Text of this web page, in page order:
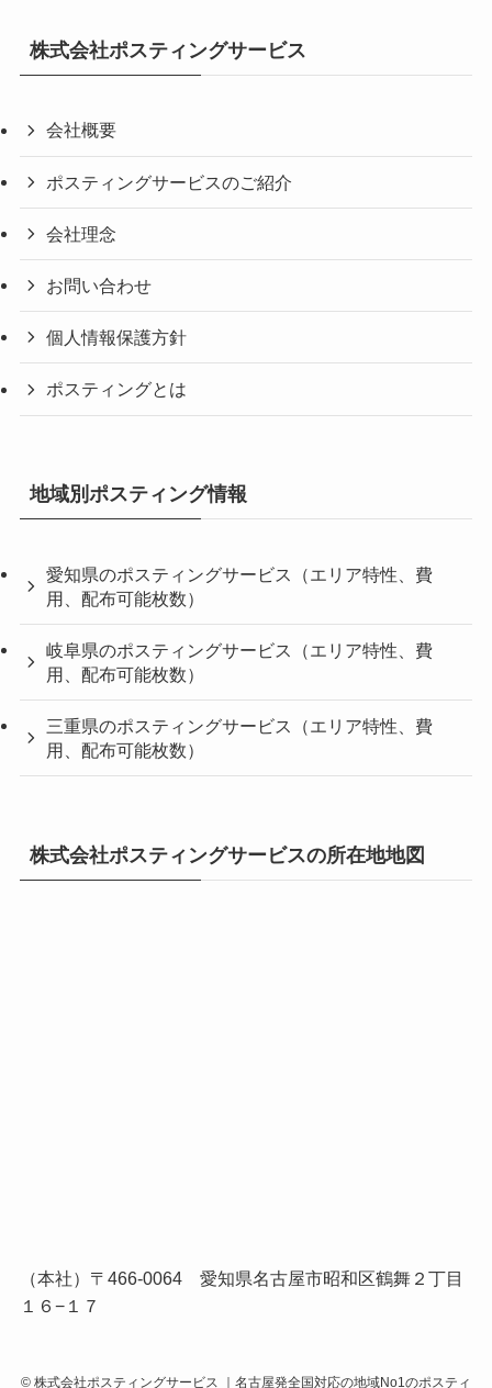
株式会社ポスティングサービス
会社概要
ポスティングサービスのご紹介
会社理念
お問い合わせ
個人情報保護方針
ポスティングとは
地域別ポスティング情報
愛知県のポスティングサービス（エリア特性、費
用、配布可能枚数）
岐阜県のポスティングサービス（エリア特性、費
用、配布可能枚数）
三重県のポスティングサービス（エリア特性、費
用、配布可能枚数）
株式会社ポスティングサービスの所在地地図
（本社）〒466-0064 愛知県名古屋市昭和区鶴舞２丁目
１６−１７
© 株式会社ポスティングサービス ｜名古屋発全国対応の地域No1のポスティ